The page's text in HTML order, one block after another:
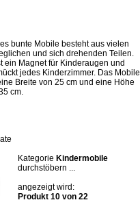
bunte Mobile besteht aus vielen
und sich drehenden Teilen.
ein Magnet für Kinderaugen und
jedes Kinderzimmer. Das Mobile
Breite von 25 cm und eine Höhe
cm.
Kategorie Kindermobile
durchstöbern ...
angezeigt wird:
Produkt 10 von 22